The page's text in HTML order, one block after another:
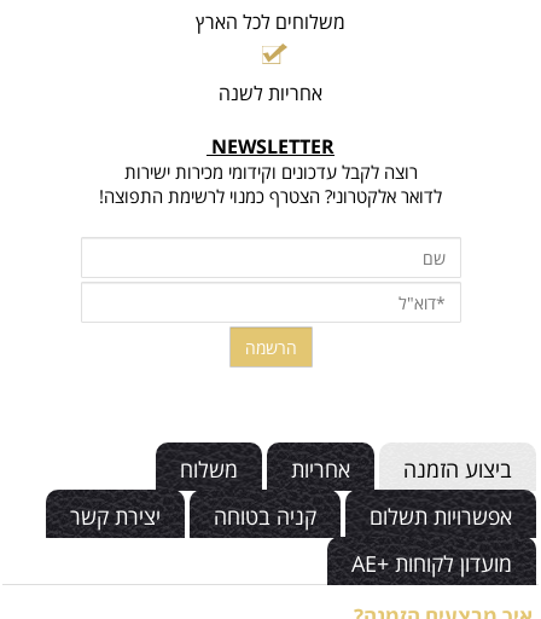
משלוחים לכל הארץ
אחריות לשנה
NEWSLETTER
רוצה לקבל עדכונים וקידומי מכירות ישירות
לדואר אלקטרוני? הצטרף כמנוי לרשימת התפוצה!
ביצוע הזמנה אחריות
משלוח
אפשרויות תשלום
קניה בטוחה
יצירת קשר
מועדון לקוחות +AE